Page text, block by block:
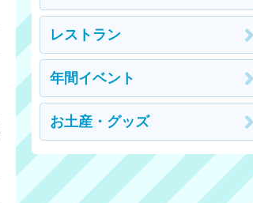
レストラン
年間イベント
お土産・グッズ